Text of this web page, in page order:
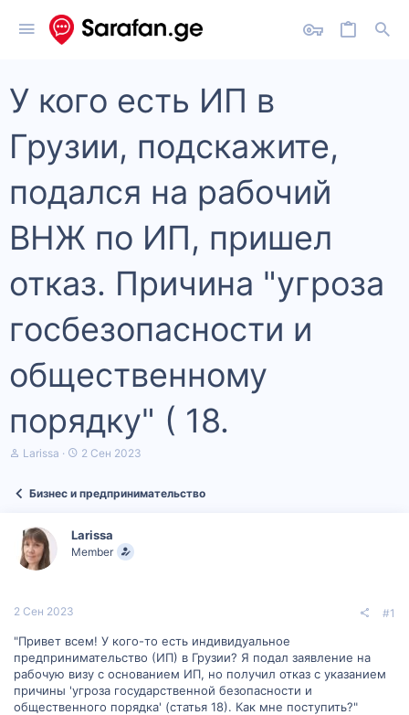
У кого есть ИП в
Грузии, подскажите,
подался на рабочий
ВНЖ по ИП, пришел
отказ. Причина "угроза
госбезопасности и
общественному
порядку" ( 18.
А
е
м
ы
Larissa
Д
а
ч
а
2 Сен 2023
Бизнес и предпринимательство
Larissa
Member
2 Сен 2023 #1
"Привет всем! У кого-то есть индивидуальное
предпринимательство (ИП) в Грузии? Я подал заявление на
рабочую визу с основанием ИП, но получил отказ с указанием
причины 'угроза государственной безопасности и
общественного порядка' (статья 18). Как мне поступить?"